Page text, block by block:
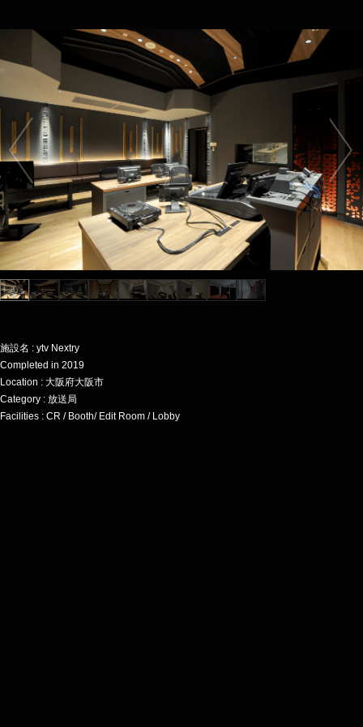
施設名 : ytv Nextry
Completed in 2019
Location : 大阪府大阪市
Category : 放送局
Facilities : CR / Booth/ Edit Room / Lobby